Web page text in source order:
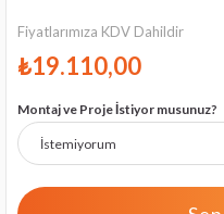
Fiyatlarımıza KDV Dahildir
₺19.110,00
Montaj ve Proje İstiyor musunuz?